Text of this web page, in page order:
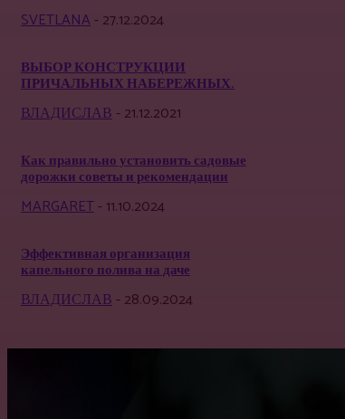
SVETLANA- 27.12.2024
ВЫБОР КОНСТРУКЦИИ
ПРИЧАЛЬНЫХ НАБЕРЕЖНЫХ.
ВЛАДИСЛАВ- 21.12.2021
Как правильно установить садовые
дорожки советы и рекомендации
MARGARET- 11.10.2024
Эффективная организация
капельного полива на даче
ВЛАДИСЛАВ- 28.09.2024